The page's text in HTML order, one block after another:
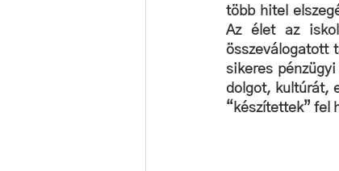
több hitel
Az élet az
összeválogatott
sikeres
dolgot, kultúrát,
“készítettek” fel